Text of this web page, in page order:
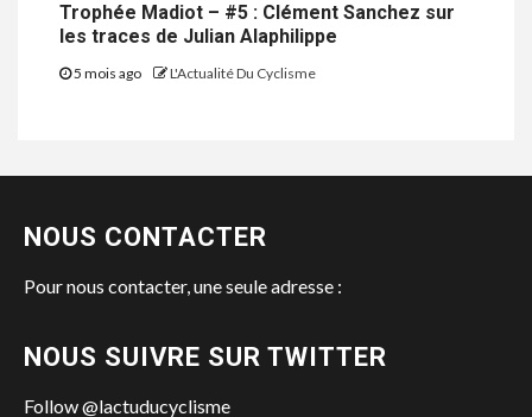
Trophée Madiot – #5 : Clément Sanchez sur
les traces de Julian Alaphilippe
5 mois ago L'Actualité Du Cyclisme
NOUS CONTACTER
Pour nous contacter, une seule adresse :
NOUS SUIVRE SUR TWITTER
Follow @lactuducyclisme